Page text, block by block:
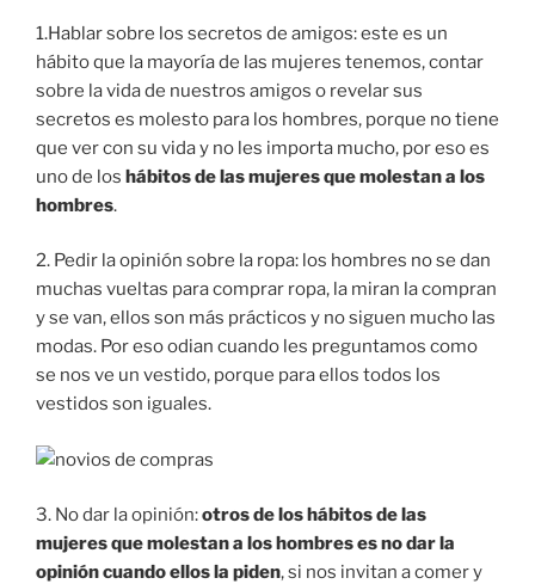
1.Hablar sobre los secretos de amigos: este es un
hábito que la mayoría de las mujeres tenemos, contar
sobre la vida de nuestros amigos o revelar sus
secretos es molesto para los hombres, porque no tiene
que ver con su vida y no les importa mucho, por eso es
uno de los hábitos de las mujeres que molestan a los
hombres.
2. Pedir la opinión sobre la ropa: los hombres no se dan
muchas vueltas para comprar ropa, la miran la compran
y se van, ellos son más prácticos y no siguen mucho las
modas. Por eso odian cuando les preguntamos como
se nos ve un vestido, porque para ellos todos los
vestidos son iguales.
3. No dar la opinión:otros de los hábitos de las
mujeres que molestan a los hombres es no dar la
opinión cuando ellos la piden, si nos invitan a comer y